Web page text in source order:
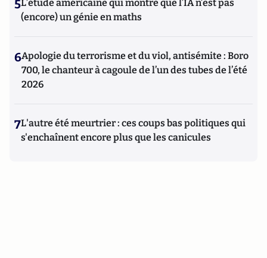
5L’étude américaine qui montre que l’IA n’est pas
(encore) un génie en maths
6Apologie du terrorisme et du viol, antisémite : Boro
700, le chanteur à cagoule de l’un des tubes de l’été
2026
7L'autre été meurtrier : ces coups bas politiques qui
s'enchaînent encore plus que les canicules